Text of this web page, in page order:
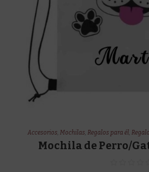
Accesorios,Mochilas,Regalos para él,
Mochila de Perro/